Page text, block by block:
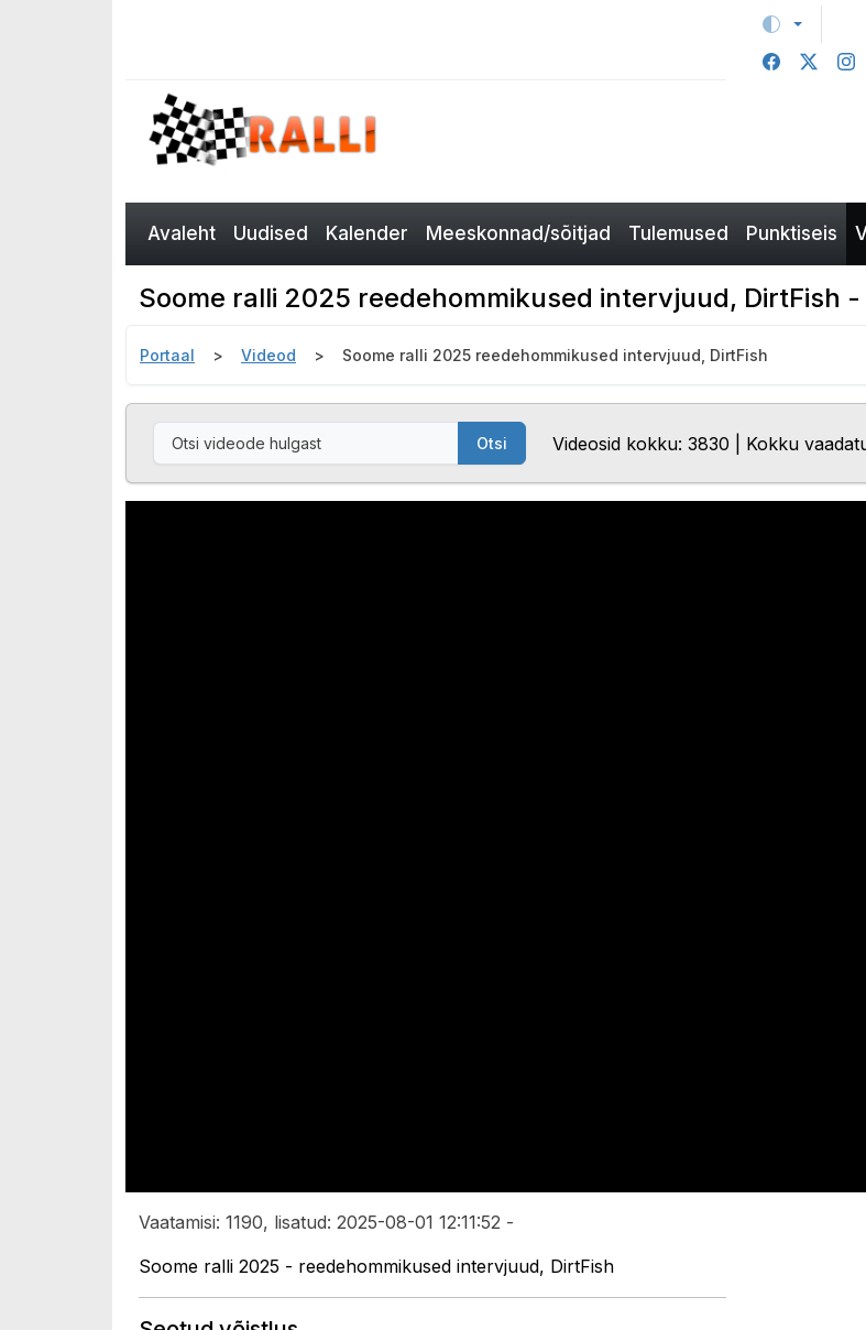
Avaleht Uudised Kalender Meeskonnad/sõitjad Tulemused Punktiseis
Soome ralli 2025 reedehommikused intervjuud, DirtFish -
Portaal Videod Soome ralli 2025 reedehommikused intervjuud, DirtFish
Otsi Videosid kokku: 3830 | Kokku
Vaatamisi: 1190, lisatud: 2025-08-01 12:11:52 -
Soome ralli 2025 - reedehommikused intervjuud, DirtFish